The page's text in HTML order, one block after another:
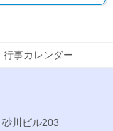
行事カレンダー
川ビル203